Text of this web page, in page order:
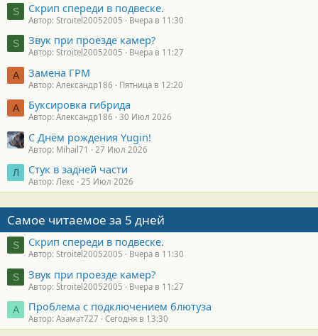
S Скрип спереди в подвеске.
Автор: Stroitel20052005 Вчера в 11:30
S Звук при проезде камер?
Автор: Stroitel20052005 Вчера в 11:27
А Замена ГРМ
Автор: Александр186 Пятница в 12:20
А Буксировка гибрида
Автор: Александр186 30 Июл 2026
С Днём рождения Yugin!
Автор: Mihail71 27 Июл 2026
Л Стук в задней части
Автор: Лекс 25 Июл 2026
Самое читаемое за 5 дней
S Скрип спереди в подвеске.
Автор: Stroitel20052005 Вчера в 11:30
S Звук при проезде камер?
Автор: Stroitel20052005 Вчера в 11:27
А Проблема с подключением блютуза
Автор: Азамат727 Сегодня в 13:30